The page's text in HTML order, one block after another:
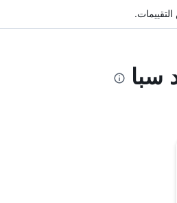
سبا